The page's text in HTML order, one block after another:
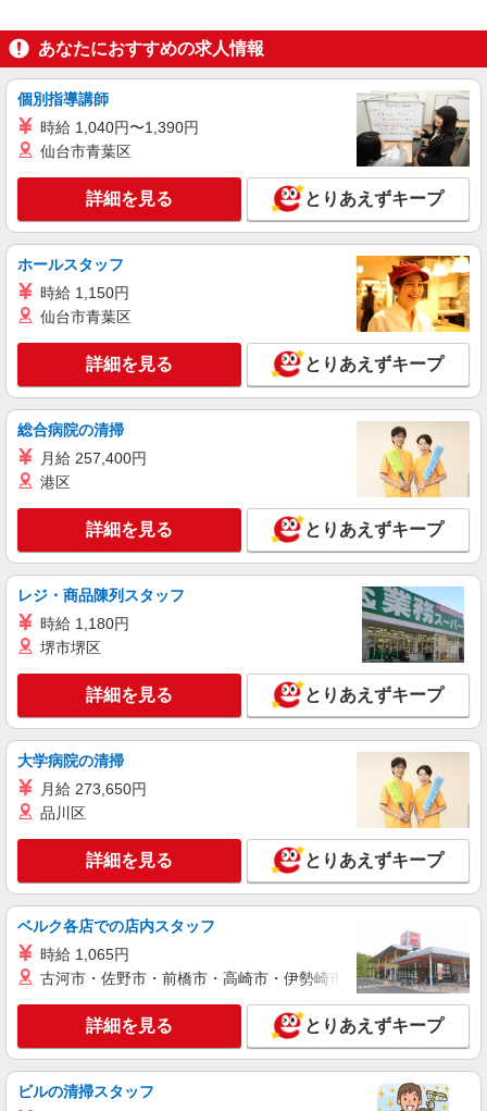
NEW
時給1200円交通費全額支給
石川県加賀市 ＊車・バイク通勤OK
詳細を見る
派遣社員
株式会社テクノ・サービス/お仕事No/0916163
NEW
時給1250円交通費全額支給
石川県加賀市 ＊車・バイク通勤OK
詳細を見る
派遣社員
株式会社テクノ・サービス/お仕事No/0906333
NEW
お菓子の包装作業
時給1150円交通費全額支給
石川県加賀市 ＊車・バイク通勤OK
キープ 詳細を見る
株式会社綜合キャリアオプション（1314VJ0805G33★31-N-T4）
溶接機械部品のピッキング・梱包/日払いOK
時給1,180円 交通費：既定支給
詳細を見る
株式会社綜合キャリアオプション（1314VJ0805G32★50-S-T3）
繊維機械部品のピッキング・梱包/日払いOK
石川県加賀市
キープ 詳細を見る
派遣社員
株式会社グロップ 長浜オフィス
あなたにおすすめの求人情報
個別指導講師
時給 1,040円〜1,390円
仙台市青葉区
詳細を見る とりあえずキープ
ホールスタッフ
時給 1,150円
仙台市青葉区
詳細を見る とりあえずキープ
総合病院の清掃
月給 257,400円
港区
詳細を見る とりあえずキープ
レジ・商品陳列スタッフ
時給 1,180円
堺市堺区
詳細を見る とりあえずキープ
大学病院の清掃
月給 273,650円
品川区
詳細を見る とりあえずキープ
ベルク各店での店内スタッフ
時給 1,065円
古河市・佐野市・前橋市・高崎市・伊勢崎市・太田市・館林市
詳細を見る とりあえずキープ
ビルの清掃スタッフ